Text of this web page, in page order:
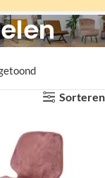
Sorteren